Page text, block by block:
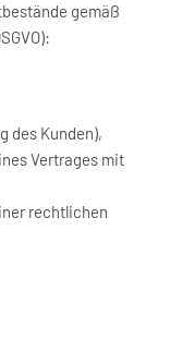
gemäß
des Kunden),
Vertrages mit
rechtlichen